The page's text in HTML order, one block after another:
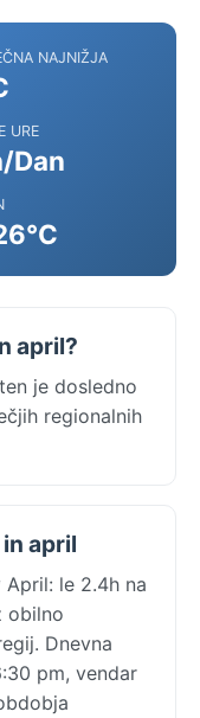
NAJNIŽJA
URE
Dan
april?
je dosledno
regionalnih
april
le 2.4h na
obilno
Dnevna
pm, vendar